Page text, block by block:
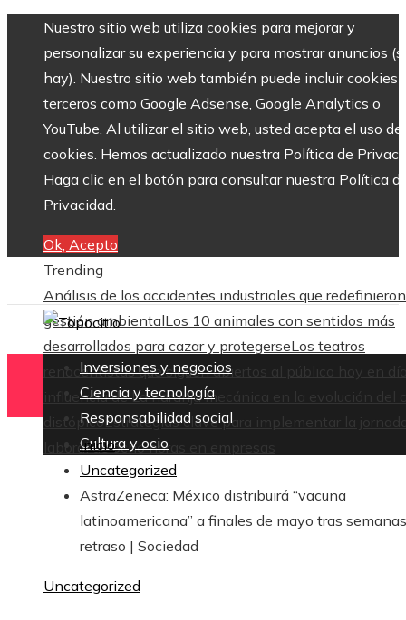
Nuestro sitio web utiliza cookies para mejorar y
personalizar su experiencia y para mostrar anuncios
hay). Nuestro sitio web también puede incluir cookies
terceros como Google Adsense, Google Analytics o
YouTube. Al utilizar el sitio web, usted acepta el uso de
cookies. Hemos actualizado nuestra Política de
Haga clic en el botón para consultar nuestra Política
Privacidad.
Ok, Acepto
Trending
Análisis de los accidentes industriales que
gestión ambientalLos 10 animales con sentidos más
desarrollados para cazar y protegerseLos teatros
renacentistas que siguen abiertos al público hoy en
influencia de La naranja mecánica en la evolución del
distópicoEstrategias clave para implementar la
laboral de ocho horas en empresas
Inversiones y negocios
Ciencia y tecnología
Responsabilidad social
Cultura y ocio
Inicio
Uncategorized
AstraZeneca: México distribuirá “vacuna
latinoamericana” a finales de mayo tras
retraso | Sociedad
Uncategorized